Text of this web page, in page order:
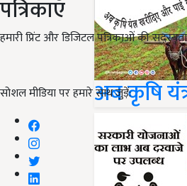
पत्रिकाएँ
हमारी प्रिंट और डिजिटल पत्रिकाओं की
सोशल मीडिया पर हमारे साथ जुड़ें:
अब कृषि